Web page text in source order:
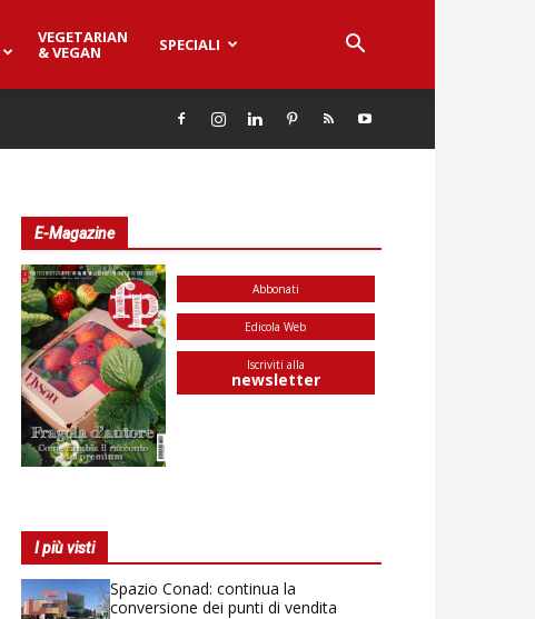
VEGETARIAN
& VEGAN SPECIALI
E-Magazine
Abbonati
Edicola Web
Iscriviti alla
newsletter
I più visti
Spazio Conad: continua la
conversione dei punti di vendita